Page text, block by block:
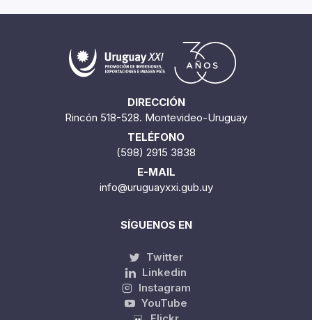
DIRECCIÓN
Rincón 518-528. Montevideo-Uruguay
TELÉFONO
(598) 2915 3838
E-MAIL
info@uruguayxxi.gub.uy
SÍGUENOS EN
Twitter
Linkedin
Instagram
YouTube